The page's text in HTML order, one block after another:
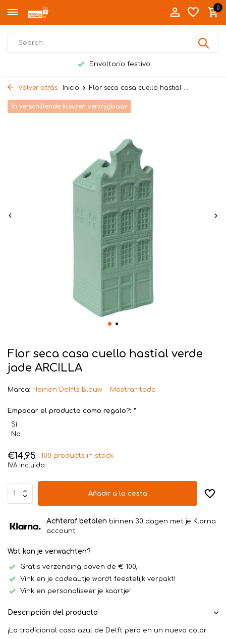
0
Envoltorio festivo
Volver atrás Inicio Flor seca casa cuello hastial ...
Flor seca casa cuello hastial verde
jade ARCILLA
In verschillende kleuren verkrijgbaar
Marca: Heinen Delfts Blauw Mostrar todo
Empacar el producto como regalo?: *
Sí
No
€14,95
100 products in stock
IVA incluido
Añadir a la cesta
Achteraf betalen binnen 30 dagen met je Klarna
account
Wat kan je verwachten?
Gratis verzending boven de € 100,-
Vink en je cadeautje wordt feestelijk verpakt!
Vink en personaliseer je kaartje!
Descripción del producto
¡La tradicional casa azul de Delft pero en un nuevo color